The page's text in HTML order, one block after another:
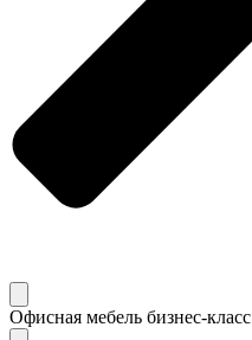
Офисная мебель бизнес-класс